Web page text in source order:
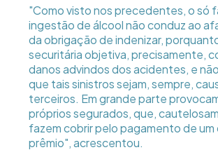
"Como visto nos precedentes, o só
ingestão de álcool não conduz ao
da obrigação de indenizar,
securitária objetiva, precisamente,
danos advindos dos acidentes, e
que tais sinistros sejam, sempre,
terceiros. Em grande parte
próprios segurados, que,
fazem cobrir pelo pagamento de um
prêmio", acrescentou.